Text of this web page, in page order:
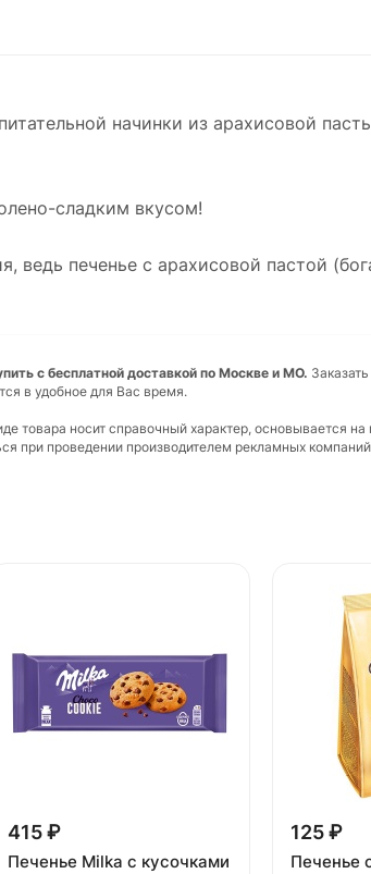
начинки из арахисовой
сладким вкусом!
ведь печенье с арахисовой пастой
с бесплатной доставкой по Москве и МО.
в удобное для Вас время.
товара носит справочный характер, основывается
при проведении производителем рекламных
415 ₽
Печенье Milka с кусочками
125 ₽
Печенье